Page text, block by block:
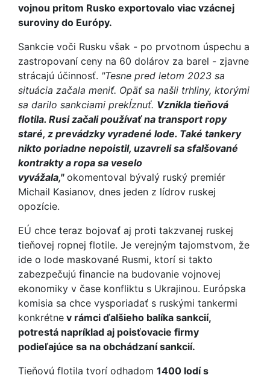
vojnou pritom Rusko exportovalo viac vzácnej
suroviny do Európy.
Sankcie voči Rusku však - po prvotnom úspechu a
zastropovaní ceny na 60 dolárov za barel - zjavne
strácajú účinnosť. "Tesne pred letom 2023 sa
situácia začala meniť. Opäť sa našli trhliny, ktorými
sa darilo sankciami prekĺznuť. Vznikla tieňová
flotila. Rusi začali používať na transport ropy
staré, z prevádzky vyradené lode. Také tankery
nikto poriadne nepoistil, uzavreli sa sfalšované
kontrakty a ropa sa veselo
vyvážala," okomentoval bývalý ruský premiér
Michail Kasianov, dnes jeden z lídrov ruskej
opozície.
EÚ chce teraz bojovať aj proti takzvanej ruskej
tieňovej ropnej flotile. Je verejným tajomstvom, že
ide o lode maskované Rusmi, ktorí si takto
zabezpečujú financie na budovanie vojnovej
ekonomiky v čase konfliktu s Ukrajinou. Európska
komisia sa chce vysporiadať s ruskými tankermi
konkrétne v rámci ďalšieho balíka sankcií,
potrestá napríklad aj poisťovacie firmy
podieľajúce sa na obchádzaní sankcií.
Tieňovú flotila tvorí odhadom 1400 lodí s